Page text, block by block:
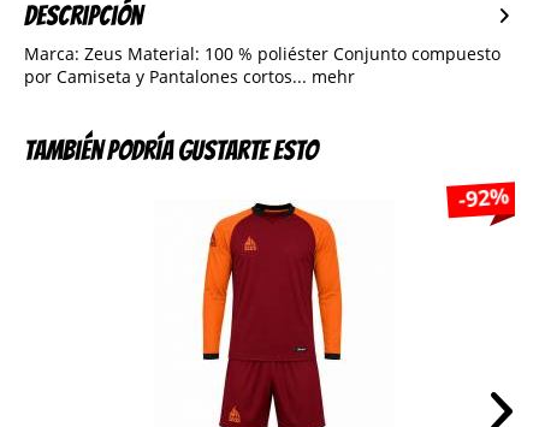
Descripción
Marca: Zeus Material: 100 % poliéster Conjunto compuesto
por Camiseta y Pantalones cortos... mehr
También podría gustarte esto
-92%